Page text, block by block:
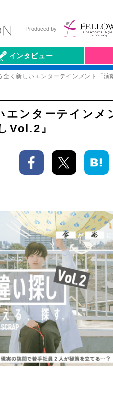
Produced by
インタビュー
全く新しいエンターテインメント「演
ンターテインメ
Vol.2』